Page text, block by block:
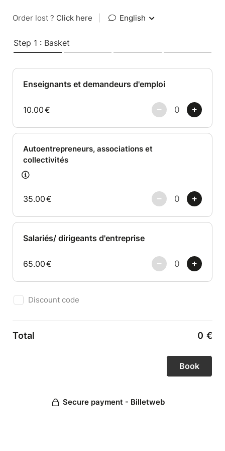
Order lost ? Click here English
Step 1 : Basket
Enseignants et demandeurs d'emploi
10.00€
Autoentrepreneurs, associations et
collectivités
35.00€
Salariés/ dirigeants d'entreprise
65.00€
Discount code
Total 0 €
Secure payment - Billetweb